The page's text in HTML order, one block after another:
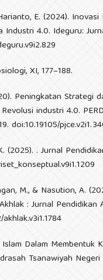
E. (2024). Inovasi
Industri 4.0. Ideguru:
XI, 177–188.
Peningkatan Strategi
industri 4.0.
doi:10.19105/
(2025). . Jurnal
M., & Nasution, A.
: Jurnal Pendidikan
Dalam Membentuk
Tsanawiyah Negeri